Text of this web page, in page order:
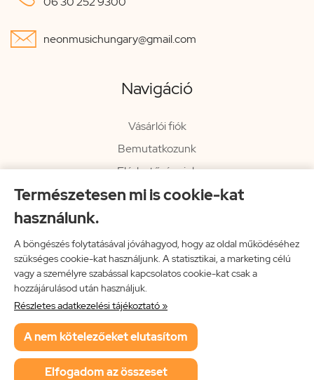
Természetesen mi is cookie-kat
használunk.
A böngészés folytatásával jóváhagyod, hogy az oldal működéséhez
szükséges cookie-kat használjunk. A statisztikai, a marketing célú
vagy a személyre szabással kapcsolatos cookie-kat csak a
hozzájárulásod után használjuk.
Részletes adatkezelési tájékoztató »
A nem kötelezőeket elutasítom
Elfogadom az összeset
 neonmusichungary@gmail.com
Navigáció
Vásárlói fiók
Bemutatkozunk
Elérhetőségeink
Hírlevél
Impresszum
Vissza a főoldalra
Neon Music Hungary Bt.
ÁSZF
Adatkezelési tájékoztató